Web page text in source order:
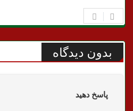
بدون دیدگاه
پاسخ دهید